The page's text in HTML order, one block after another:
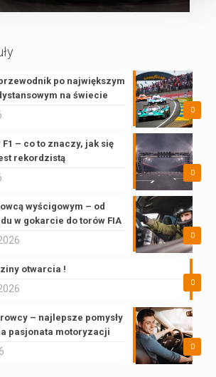
0
po największym
na świecie
0
– co to znaczy, jak się
rekordzistą
0
wyścigowym – od
w gokarcie do torów FIA
0
otwarcia !
0
– najlepsze pomysły
pasjonata motoryzacji